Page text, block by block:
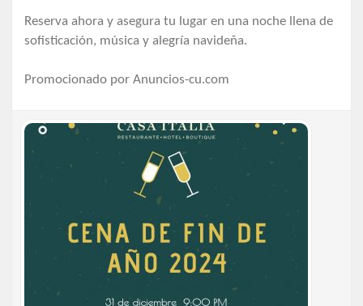
Reserva ahora y asegura tu lugar en una noche llena de
sofisticación, música y alegría navideña.
Promocionado por Anuncios-cu.com